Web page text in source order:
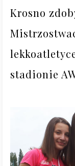
Krosno
stadionie